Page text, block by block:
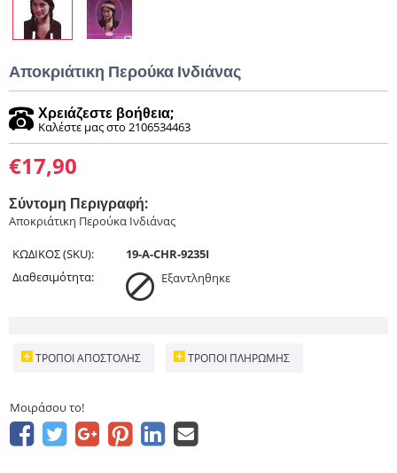
Αποκριάτικη Περούκα Ινδιάνας
Χρειάζεστε βοήθεια;
Καλέστε μας στο 2106534463
€17,90
Σύντομη Περιγραφή:
Αποκριάτικη Περούκα Ινδιάνας
ΚΩΔΙΚΟΣ (SKU):
19-A-CHR-9235I
Διαθεσιμότητα:
Εξαντληθηκε
ΤΡΌΠΟΙ ΑΠΟΣΤΟΛΉΣ ΤΡΌΠΟΙ ΠΛΗΡΩΜΉΣ
Μοιράσου το!